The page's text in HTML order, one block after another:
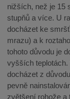
nižších, než je 15
stupňů a více. U
docházet ke
mrazu) a k
tohoto důvodu je
vyšších teplotách.
docházet z
pevně
zvětšení rohože